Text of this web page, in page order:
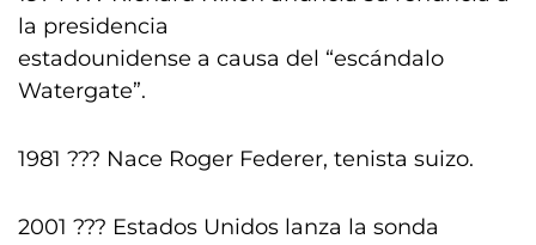
la presidencia
estadounidense a causa del “escándalo
Watergate”.
1981 ??? Nace Roger Federer, tenista suizo.
2001 ??? Estados Unidos lanza la sonda